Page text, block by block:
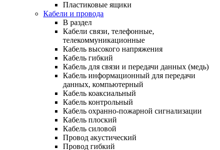
Пластиковые ящики
Кабели и провода
В раздел
Кабели связи, телефонные,
телекоммуникационные
Кабель высокого напряжения
Кабель гибкий
Кабель для связи и передачи данных (медь)
Кабель информационный для передачи
данных, компьютерный
Кабель коаксиальный
Кабель контрольный
Кабель охранно-пожарной сигнализации
Кабель плоский
Кабель силовой
Провод акустический
Провод гибкий